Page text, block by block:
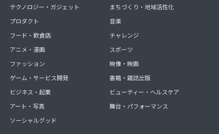
テクノロジー・ガジェット
プロダクト
フード・飲食店
アニメ・漫画
ファッション
ゲーム・サービス開発
ビジネス・起業
アート・写真
ソーシャルグッド
まちづくり・地域活性化
音楽
チャレンジ
スポーツ
映像・映画
書籍・雑誌出版
ビューティー・ヘルスケア
舞台・パフォーマンス